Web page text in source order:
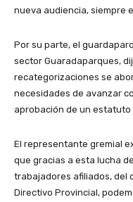
nueva audiencia, siempre
Por su parte, el
sector Guaradaparques,
recategorizaciones se
necesidades de avanzar
aprobación de un estatuto
El representante gremial
que gracias a esta lucha
trabajadores afiliados, del
Directivo Provincial,